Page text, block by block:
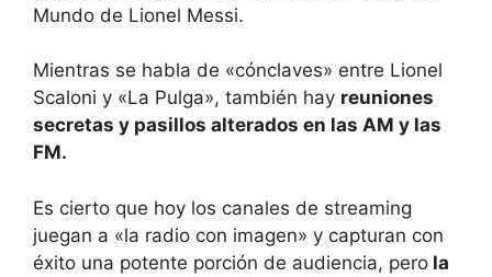
Mundo de Lionel Messi.
Mientras se habla de «cónclaves» entre Lionel
Scaloni y «La Pulga», también hay reuniones
secretas y pasillos alterados en las AM y las
FM.
Es cierto que hoy los canales de streaming
juegan a «la radio con imagen» y capturan con
éxito una potente porción de audiencia, pero la